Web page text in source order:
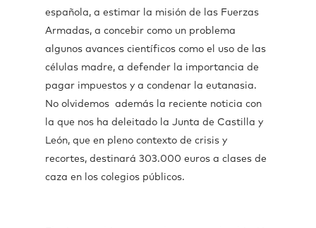
española, a estimar la misión de las Fuerzas
Armadas, a concebir como un problema
algunos avances científicos como el uso de las
células madre, a defender la importancia de
pagar impuestos y a condenar la eutanasia.
No olvidemos además la reciente noticia con
la que nos ha deleitado la Junta de Castilla y
León, que en pleno contexto de crisis y
recortes, destinará 303.000 euros a clases de
caza en los colegios públicos.